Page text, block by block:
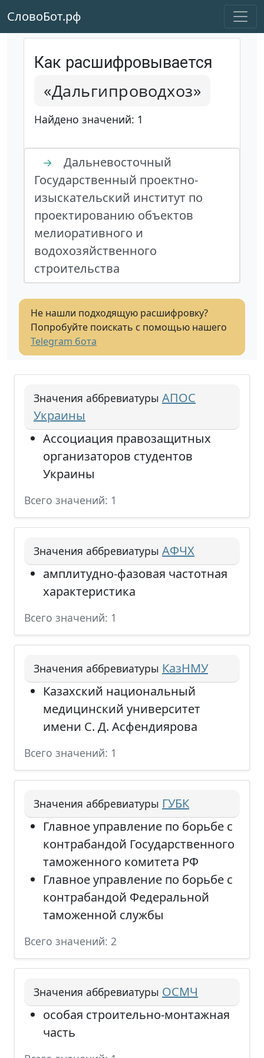
СловоБот.рф
Как расшифровывается
«Дальгипроводхоз»
Найдено значений: 1
→
Дальневосточный
Государственный проектно-
изыскательский институт по
проектированию объектов
мелиоративного и
водохозяйственного
строительства
Не нашли подходящую расшифровку?
Попробуйте поискать с помощью нашего
Telegram бота
Значения аббревиатуры АПОС
Украины
Ассоциация правозащитных
организаторов студентов
Украины
Всего значений: 1
Значения аббревиатуры АФЧХ
амплитудно-фазовая частотная
характеристика
Всего значений: 1
Значения аббревиатуры КазНМУ
Казахский национальный
медицинский университет
имени С. Д. Асфендиярова
Всего значений: 1
Значения аббревиатуры ГУБК
Главное управление по борьбе с
контрабандой Государственного
таможенного комитета РФ
Главное управление по борьбе с
контрабандой Федеральной
таможенной службы
Всего значений: 2
Значения аббревиатуры ОСМЧ
особая строительно-монтажная
часть